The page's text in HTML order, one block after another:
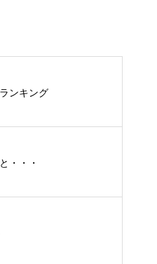
ンキング
・・・